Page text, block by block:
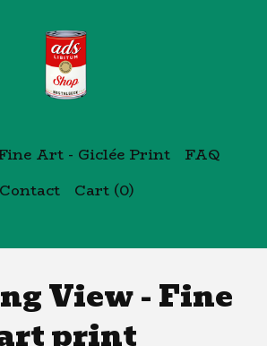
Art - Giclée Print
FAQ
Contact
Cart (0)
View - Fine
print